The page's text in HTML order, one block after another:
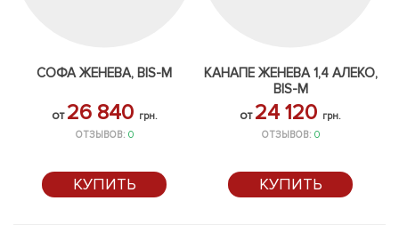
СОФА ЖЕНЕВА, BIS-M
от 26 840 грн.
ОТЗЫВОВ: 0
КУПИТЬ
КАНАПЕ ЖЕНЕВА 1,4 АЛЕКО,
BIS-M
от 24 120 грн.
ОТЗЫВОВ: 0
КУПИТЬ